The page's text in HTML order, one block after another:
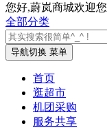
您好,蔚岚商城欢迎您
全部分类
导航切换 菜单
首页
逛超市
机团采购
服务共享